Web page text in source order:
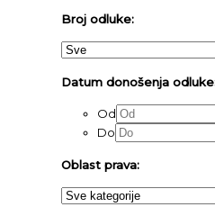
Broj odluke:
Datum donošenja
Od
Do
Oblast prava: